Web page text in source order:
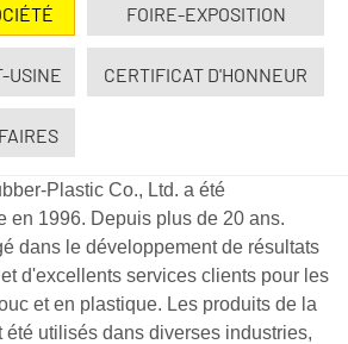
FOIRE-EXPOSITION
USINE CERTIFICAT D'HONNEUR
Plastic Co., Ltd. a été
en 1996. Depuis plus de 20 ans.
dans le développement de résultats
d'excellents services clients pour les
et en plastique. Les produits de la
été utilisés dans diverses industries,